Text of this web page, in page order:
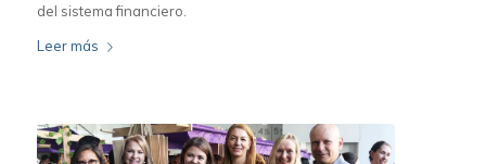
del sistema financiero.
Leer más